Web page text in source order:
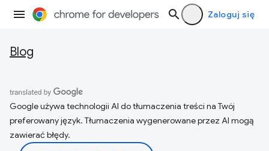
Zaloguj się
Blog
Google używa technologii AI do tłumaczenia treści na Twój
preferowany język. Tłumaczenia wygenerowane przez AI mogą
zawierać błędy.